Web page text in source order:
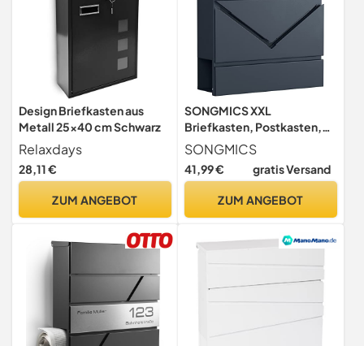
Design Briefkasten aus
Metall 25x40 cm Schwarz
Relaxdays
28,11 €
ZUM ANGEBOT
SONGMICS XXL
Briefkasten, Postkasten,
Zeitungsfach, V-förmiges
Sichtfenster, Schloss,
modern, einfache
GMB054G01
SONGMICS
41,99 € gratis Versand
ZUM ANGEBOT